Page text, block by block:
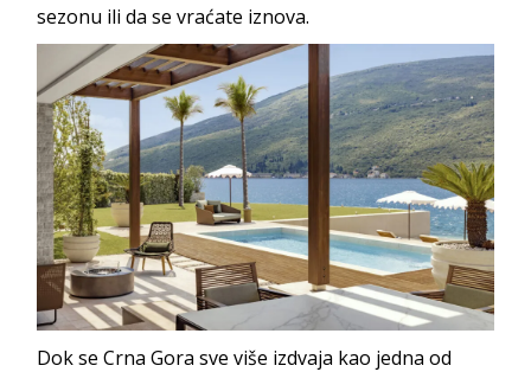
sezonu ili da se vraćate iznova.
Dok se Crna Gora sve više izdvaja kao jedna od